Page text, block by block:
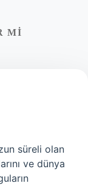
MI
süreli olan
ve dünya